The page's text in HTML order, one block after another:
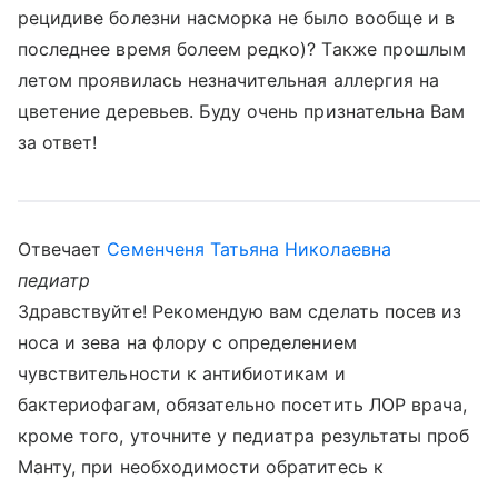
рецидиве болезни насморка не было вообще и в
последнее время болеем редко)? Также прошлым
летом проявилась незначительная аллергия на
цветение деревьев. Буду очень признательна Вам
за ответ!
Отвечает Семенченя Татьяна Николаевна
педиатр
Здравствуйте! Рекомендую вам сделать посев из
носа и зева на флору с определением
чувствительности к антибиотикам и
бактериофагам, обязательно посетить ЛОР врача,
кроме того, уточните у педиатра результаты проб
Манту, при необходимости обратитесь к